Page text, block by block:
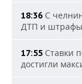
18:36 С
ДТП и штрафы
17:55 Ставки
достигли